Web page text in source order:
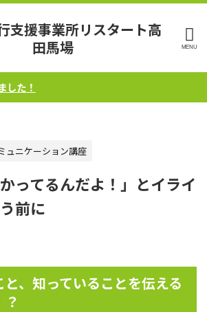
ュニケーション講座
かってるんだよ！」とイライ
前に
と、知っていることを伝える